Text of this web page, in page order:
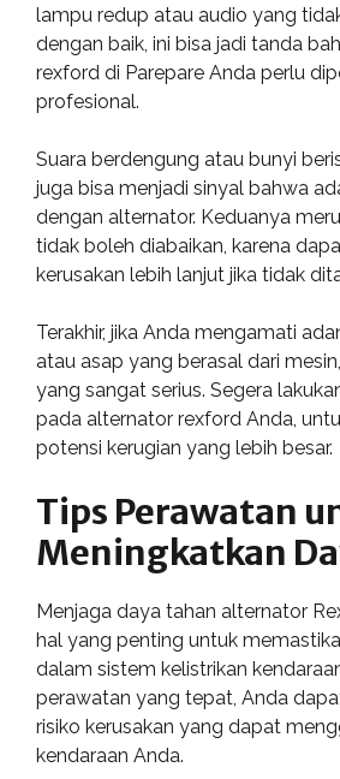
lampu redup atau audio yang
dengan baik, ini bisa jadi tanda
rexford di Parepare Anda perlu
profesional.
Suara berdengung atau bunyi
juga bisa menjadi sinyal bahwa
dengan alternator. Keduanya
tidak boleh diabaikan, karena
kerusakan lebih lanjut jika tidak
Terakhir, jika Anda mengamati
atau asap yang berasal dari
yang sangat serius. Segera
pada alternator rexford Anda,
potensi kerugian yang lebih besar.
Tips Perawatan
Meningkatkan
Menjaga daya tahan alternator
hal yang penting untuk
dalam sistem kelistrikan
perawatan yang tepat, Anda
risiko kerusakan yang dapat
kendaraan Anda.